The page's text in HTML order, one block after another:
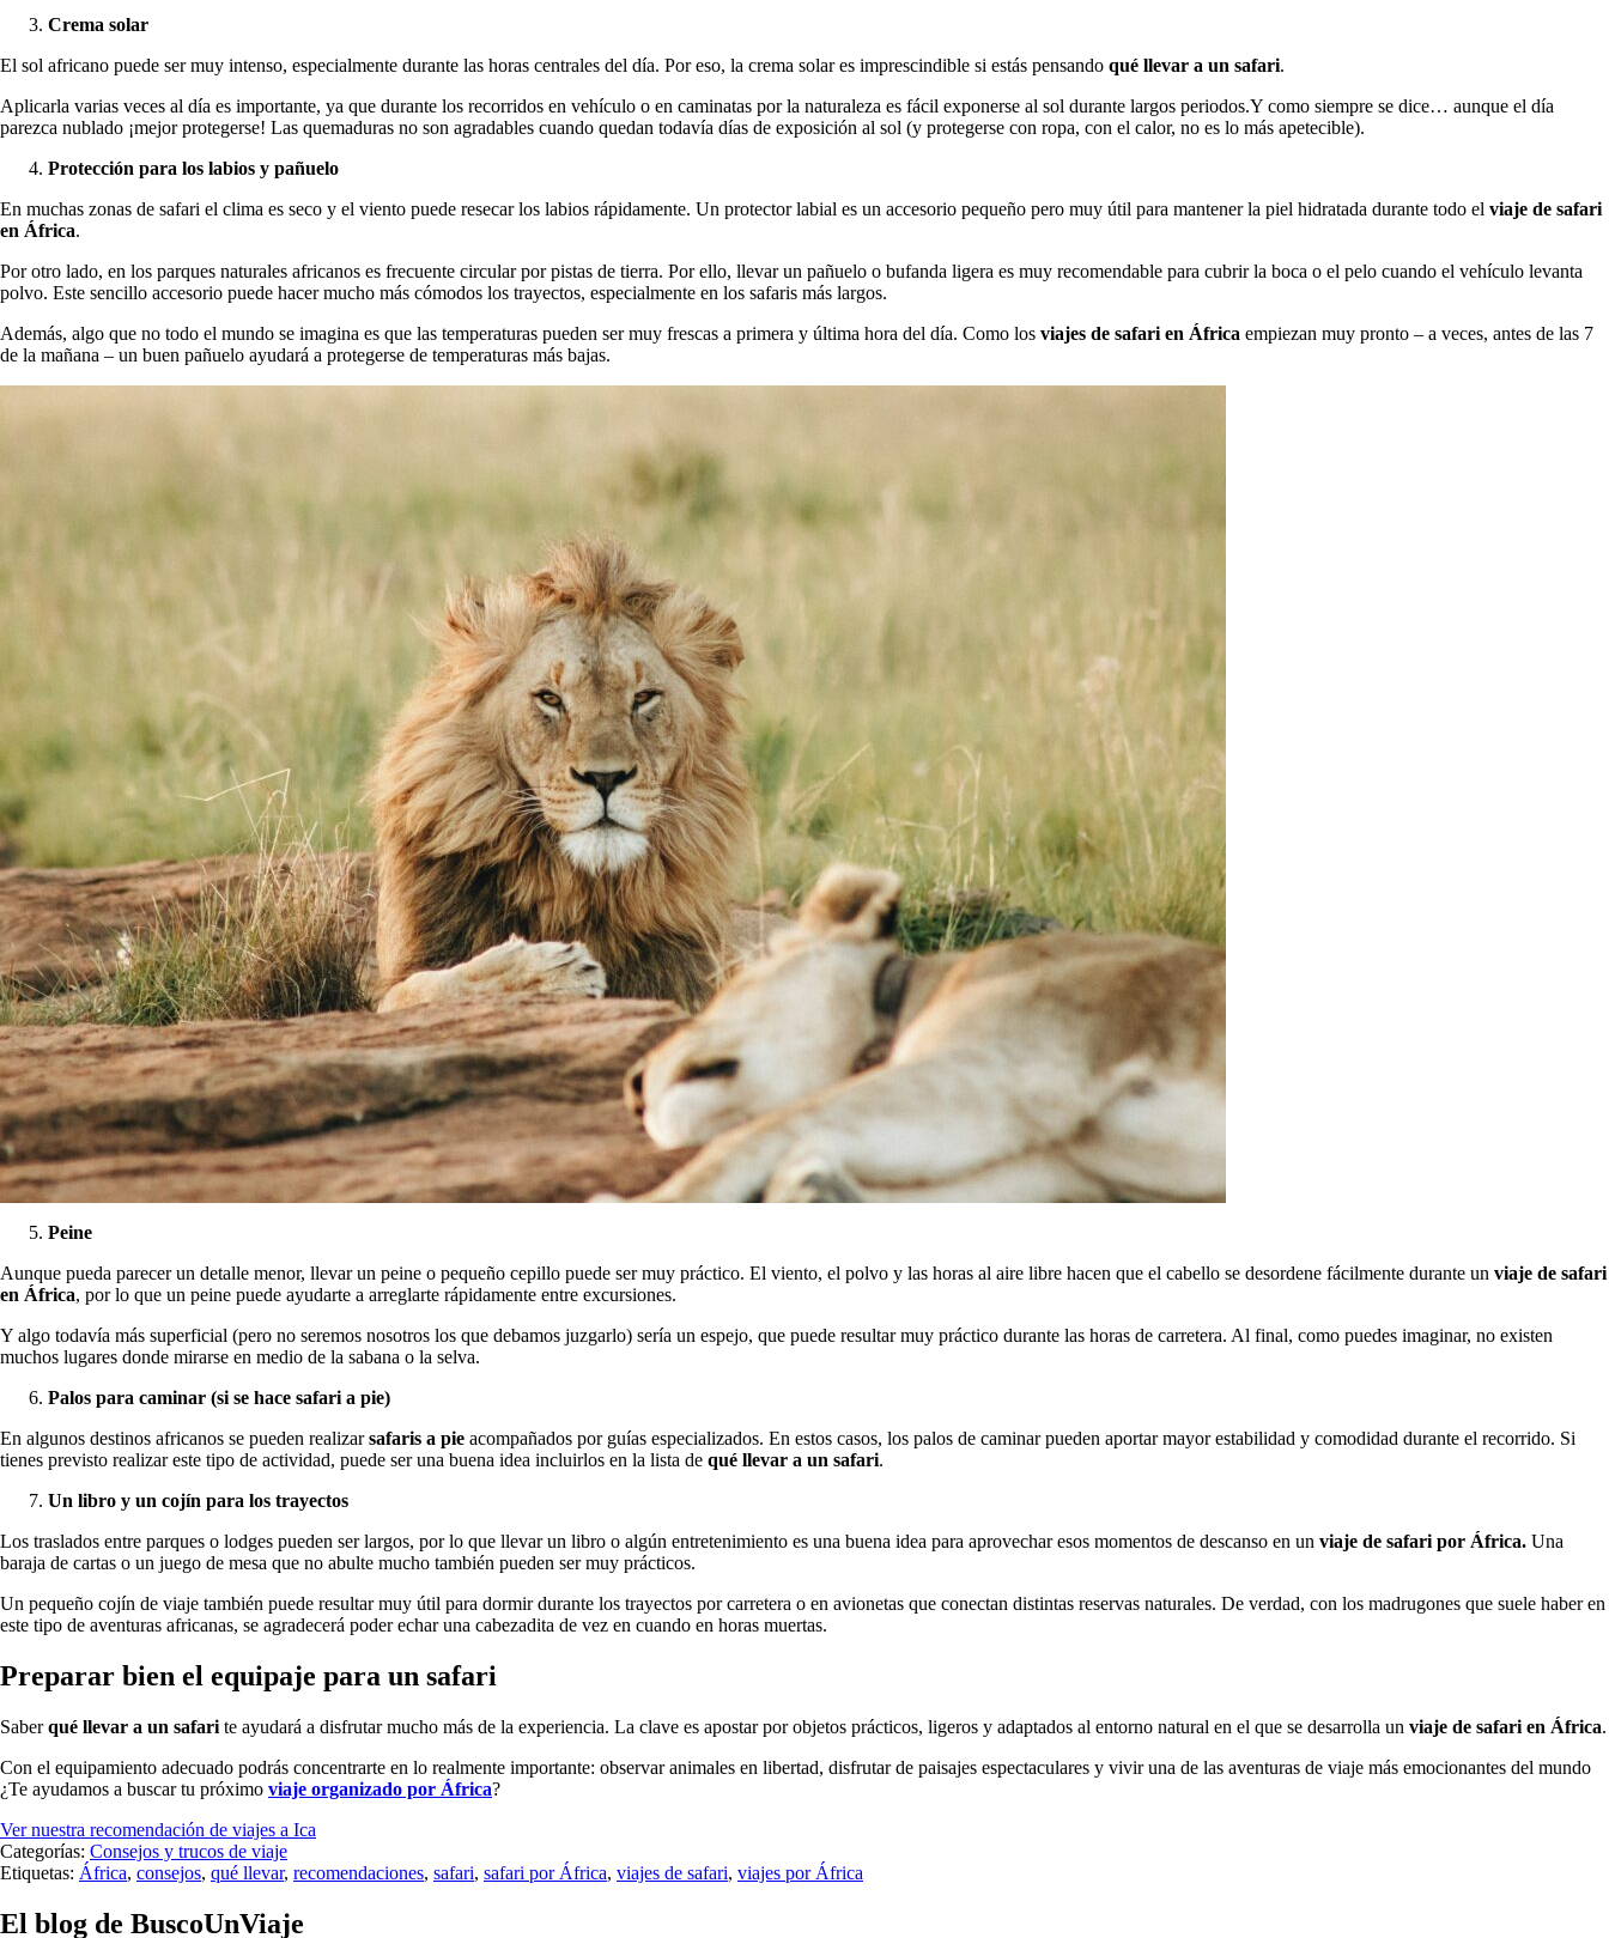
Crema solar
El sol africano puede ser muy intenso, especialmente durante las horas centrales del día. Por eso, la crema solar es imprescindible si estás pensando qué llevar a un safari.
Aplicarla varias veces al día es importante, ya que durante los recorridos en vehículo o en caminatas por la naturaleza es fácil exponerse al sol durante largos periodos.Y como siempre se dice… aunque el día
parezca nublado ¡mejor protegerse! Las quemaduras no son agradables cuando quedan todavía días de exposición al sol (y protegerse con ropa, con el calor, no es lo más apetecible).
Protección para los labios y pañuelo
En muchas zonas de safari el clima es seco y el viento puede resecar los labios rápidamente. Un protector labial es un accesorio pequeño pero muy útil para mantener la piel hidratada durante todo el viaje de safari
en África.
Por otro lado, en los parques naturales africanos es frecuente circular por pistas de tierra. Por ello, llevar un pañuelo o bufanda ligera es muy recomendable para cubrir la boca o el pelo cuando el vehículo levanta
polvo. Este sencillo accesorio puede hacer mucho más cómodos los trayectos, especialmente en los safaris más largos.
Además, algo que no todo el mundo se imagina es que las temperaturas pueden ser muy frescas a primera y última hora del día. Como los viajes de safari en África empiezan muy pronto – a veces, antes de las 7
de la mañana – un buen pañuelo ayudará a protegerse de temperaturas más bajas.
Peine
Aunque pueda parecer un detalle menor, llevar un peine o pequeño cepillo puede ser muy práctico. El viento, el polvo y las horas al aire libre hacen que el cabello se desordene fácilmente durante un viaje de safari
en África, por lo que un peine puede ayudarte a arreglarte rápidamente entre excursiones.
Y algo todavía más superficial (pero no seremos nosotros los que debamos juzgarlo) sería un espejo, que puede resultar muy práctico durante las horas de carretera. Al final, como puedes imaginar, no existen
muchos lugares donde mirarse en medio de la sabana o la selva.
Palos para caminar (si se hace safari a pie)
En algunos destinos africanos se pueden realizarsafaris a pie acompañados por guías especializados. En estos casos, los palos de caminar pueden aportar mayor estabilidad y comodidad durante el recorrido. Si
tienes previsto realizar este tipo de actividad, puede ser una buena idea incluirlos en la lista de qué llevar a un safari.
Un libro y un cojín para los trayectos
Los traslados entre parques o lodges pueden ser largos, por lo que llevar un libro o algún entretenimiento es una buena idea para aprovechar esos momentos de descanso en un viaje de safari por África. Una
baraja de cartas o un juego de mesa que no abulte mucho también pueden ser muy prácticos.
Un pequeño cojín de viaje también puede resultar muy útil para dormir durante los trayectos por carretera o en avionetas que conectan distintas reservas naturales. De verdad, con los madrugones que suele haber en
este tipo de aventuras africanas, se agradecerá poder echar una cabezadita de vez en cuando en horas muertas.
Preparar bien el equipaje para un safari
Saberqué llevar a un safari te ayudará a disfrutar mucho más de la experiencia. La clave es apostar por objetos prácticos, ligeros y adaptados al entorno natural en el que se desarrolla un viaje de safari en África.
Con el equipamiento adecuado podrás concentrarte en lo realmente importante: observar animales en libertad, disfrutar de paisajes espectaculares y vivir una de las aventuras de viaje más emocionantes del mundo
¿Te ayudamos a buscar tu próximo viaje organizado por África?
Ver nuestra recomendación de viajes a Ica
Categorías: Consejos y trucos de viaje
Etiquetas: África, consejos, qué llevar, recomendaciones, safari, safari por África, viajes de safari, viajes por África
El blog de BuscoUnViaje